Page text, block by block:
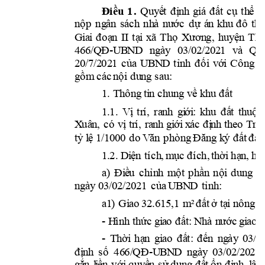
Điều 1. Quyết định giá đất cụ thể
nộp ngân sách nhà nước dự án khu đô th
Giai đoạn II tại xã Thọ Xương, huyện Th
466/QĐ-UBND ngày 03/02/2021 và
20/7/2021 của UBND tỉnh đối với Công
gồm cácnội dung sau:
1. Thôngtin chung về khu đất
1.1. Vị trí, ranh giới: khu đất thuộ
Xuân, có vị trí, ranh giớixác định theo Trí
tỷ lệ 1/1000 do Văn phòngĐăng ký đấtđa
1.2. Diện tích, mục đích, thời hạn, hì
a) Điều chỉnh một phần nội dung
ngày 03/02/2021 của UBND tỉnh:
a1) Giao32.615,1 m²đất ở tại nông
- Hình thức giao đất: Nhà nước giao
- Thời hạn giao đất: đến ngày 03/0
định số 466/QĐ-UBND
  n
gày
  0
3/02/202